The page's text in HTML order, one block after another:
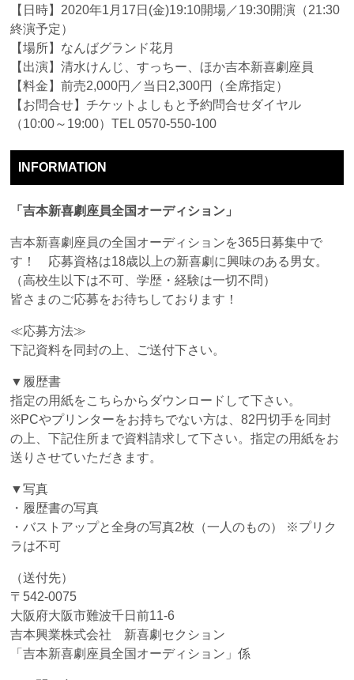
【日時】2020年1月17日(金)19:10開場／19:30開演（21:30
終演予定）
【場所】なんばグランド花月
【出演】清水けんじ、すっちー、ほか吉本新喜劇座員
【料金】前売2,000円／当日2,300円（全席指定）
【お問合せ】チケットよしもと予約問合せダイヤル
（10:00～19:00）TEL 0570-550-100
INFORMATION
「吉本新喜劇座員全国オーディション」
吉本新喜劇座員の全国オーディションを365日募集中で
す！ 応募資格は18歳以上の新喜劇に興味のある男女。
（高校生以下は不可、学歴・経験は一切不問）
皆さまのご応募をお待ちしております！
≪応募方法≫
下記資料を同封の上、ご送付下さい。
▼履歴書
指定の用紙をこちらからダウンロードして下さい。
※PCやプリンターをお持ちでない方は、82円切手を同封
の上、下記住所まで資料請求して下さい。指定の用紙をお
送りさせていただきます。
▼写真
・履歴書の写真
・バストアップと全身の写真2枚（一人のもの） ※プリク
ラは不可
（送付先）
〒542-0075
大阪府大阪市難波千日前11-6
吉本興業株式会社 新喜劇セクション
「吉本新喜劇座員全国オーディション」係